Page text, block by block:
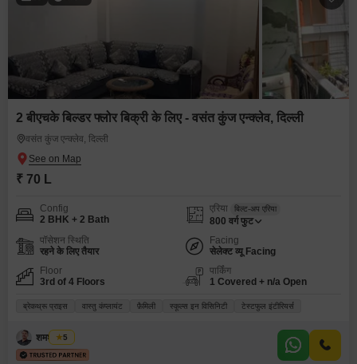
2 बीएचके बिल्डर फ्लोर बिक्री के लिए - वसंत कुंज एन्क्लेव, दिल्ली
वसंत कुंज एन्क्लेव, दिल्ली
₹ 70 L
Config
2 BHK + 2 Bath
एरिया बिल्ट-अप एरिया
800 वर्ग फुट
पॉसेशन स्थिति
रहने के लिए तैयार
Facing
सेलेक्ट व्यू Facing
Floor
3rd of 4 Floors
पार्किंग
1 Covered + n/a Open
ब्रेकथ्रू प्राइस वास्तु कंप्लायंट फ़ैमिली स्कूल्स इन विसिनिटी टेस्टफुल इंटीरियर्स
शमशेर खान
5